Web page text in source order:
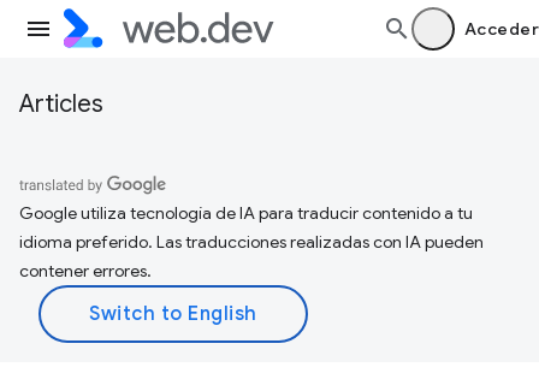
Acceder
Articles
Google utiliza tecnología de IA para traducir contenido a tu
idioma preferido. Las traducciones realizadas con IA pueden
contener errores.